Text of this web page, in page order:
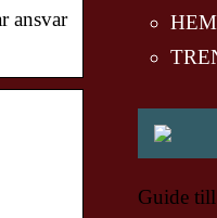
ansvar
HEM
Guide